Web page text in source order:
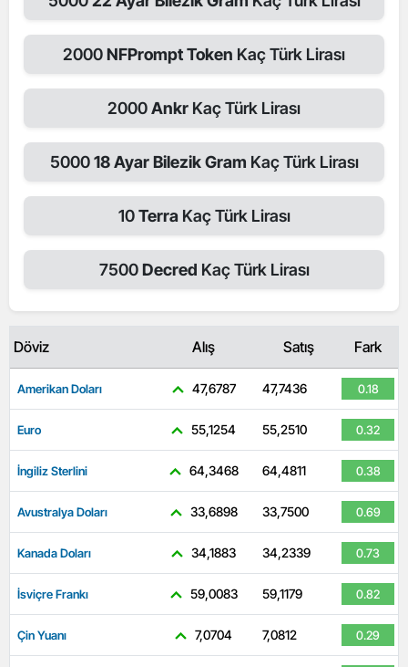
2000NFPrompt Token Kaç Türk Lirası
2000Ankr Kaç Türk Lirası
500018 Ayar Bilezik Gram Kaç Türk Lirası
10Terra Kaç Türk Lirası
7500Decred Kaç Türk Lirası
Döviz Alış Satış Fark
Amerikan Doları 47,6787 47,7436 0.18
Euro 55,1254 55,2510 0.32
İngiliz Sterlini 64,3468 64,4811 0.38
Avustralya Doları 33,6898 33,7500 0.69
Kanada Doları 34,1883 34,2339 0.73
İsviçre Frankı 59,0083 59,1179 0.82
Çin Yuanı 7,0704 7,0812 0.29